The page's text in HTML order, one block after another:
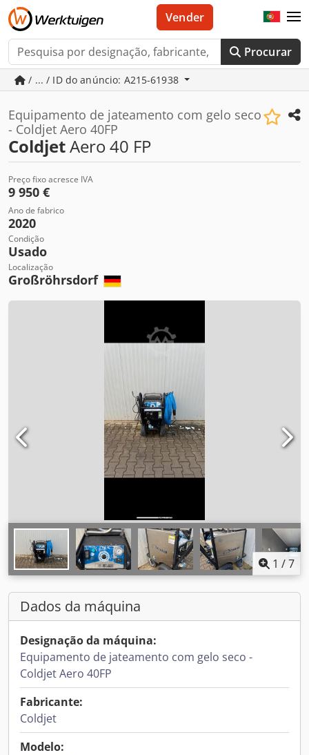
Procurar
Vender
/ ... / ID do anúncio: A215-61938
Equipamento de jateamento com gelo seco
- Coldjet Aero 40FP
ColdjetAero 40 FP
Preço fixo acresce IVA
9 950 €
Ano de fabrico
2020
Condição
Usado
Localização
Großröhrsdorf
1 /7
Dados da máquina
Designação da máquina:
Equipamento de jateamento com gelo seco -
Coldjet Aero 40FP
Fabricante:
Coldjet
Modelo: